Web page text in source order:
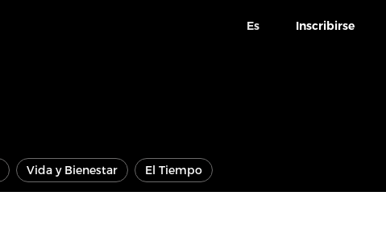
Es Inscribirse
Vida y Bienestar El Tiempo